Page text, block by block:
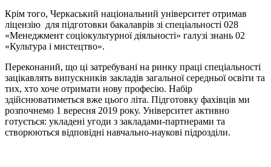
Крім того, Черкаський національний університет отримав
ліцензію для підготовки бакалаврів зі спеціальності 028
«Менеджмент соціокультурної діяльності» галузі знань 02
«Культура і мистецтво».
Переконаний, що ці затребувані на ринку праці спеціальності
зацікавлять випускників закладів загальної середньої освіти та
тих, хто хоче отримати нову професію. Набір
здійснюватиметься вже цього літа. Підготовку фахівців ми
розпочнемо 1 вересня 2019 року. Університет активно
готується: укладені угоди з закладами-партнерами та
створюються відповідні навчально-наукові підрозділи.